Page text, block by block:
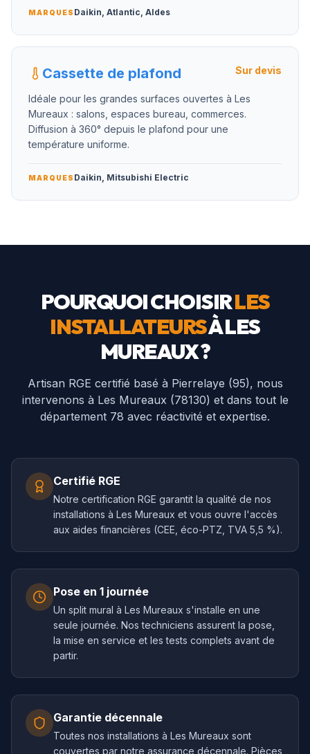
MARQUES Daikin, Atlantic, Aldes
Cassette de plafond Sur devis
Idéale pour les grandes surfaces ouvertes à Les
Mureaux : salons, espaces bureau, commerces.
Diffusion à 360° depuis le plafond pour une
température uniforme.
MARQUES Daikin, Mitsubishi Electric
POURQUOI CHOISIRLES
INSTALLATEURSÀLES
MUREAUX?
Artisan RGE certifié basé à Pierrelaye (95), nous
intervenons à Les Mureaux(78130) et dans tout le
département 78 avec réactivité et expertise.
Certifié RGE
Notre certification RGE garantit la qualité de nos
installations à Les Mureaux et vous ouvre l'accès
aux aides financières (CEE, éco-PTZ, TVA 5,5 %).
Pose en 1 journée
Un split mural à Les Mureaux s'installe en une
seule journée. Nos techniciens assurent la pose,
la mise en service et les tests complets avant de
partir.
Garantie décennale
Toutes nos installations à Les Mureaux sont
couvertes par notre assurance décennale. Pièces